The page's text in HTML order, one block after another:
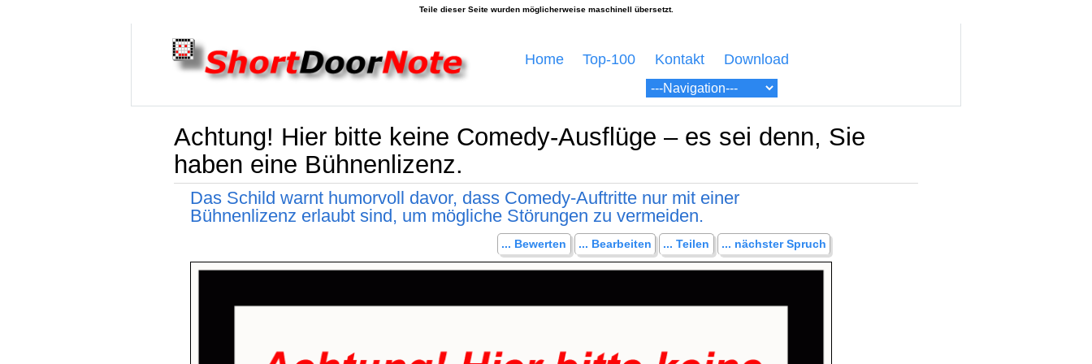
Home Top-100 Kontakt Download
Achtung! Hier bitte keine Comedy-Ausflüge – es sei denn, Sie
haben eine Bühnenlizenz.
Das Schild warnt humorvoll davor, dass Comedy-Auftritte nur mit einer
Bühnenlizenz erlaubt sind, um mögliche Störungen zu vermeiden.
... Bewerten ... Bearbeiten ... Teilen ... nächster Spruch